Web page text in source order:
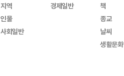
지역
인물
사회일반
경제일반
책
종교
날씨
생활문